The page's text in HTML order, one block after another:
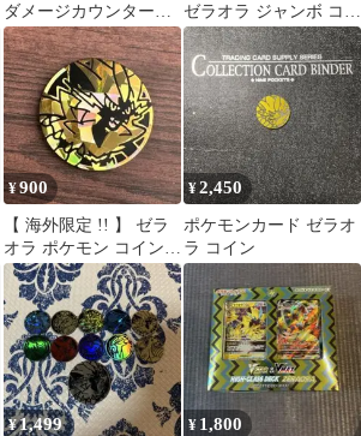
ダメージカウンターコ
イン 3種セット
ゼラオラ ジャンボ コイ
ン
¥900
【 海外限定 !! 】 ゼラ
オラ ポケモン コイン
(crystal)
¥2,450
ポケモンカード ゼラオ
ラ コイン
¥1,499 ¥ 1,800